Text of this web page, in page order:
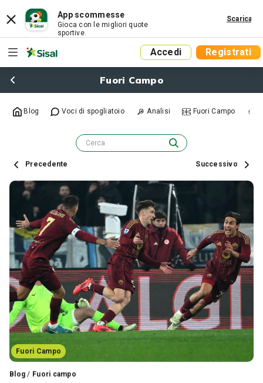
App scommesse
Gioca con le migliori quote
sportive.
Scarica
Accedi Registrati
Fuori Campo
Blog Voci di spogliatoio Analisi Fuori Campo
Precedente Successivo
Fuori Campo
Blog / Fuori campo